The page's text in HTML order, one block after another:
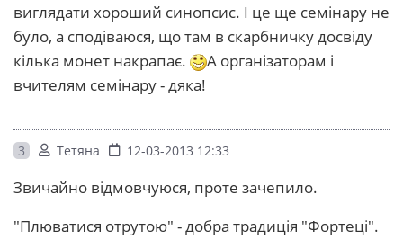
виглядати хороший синопсис. І це ще семінару не
було, а сподіваюся, що там в скарбничку досвіду
кілька монет накрапає.
А організаторам і
вчителям семінару - дяка!
3 Тетяна 12-03-2013 12:33
Звичайно відмовчуюся, проте зачепило.
"Плюватися отрутою" - добра традиція "Фортеці".